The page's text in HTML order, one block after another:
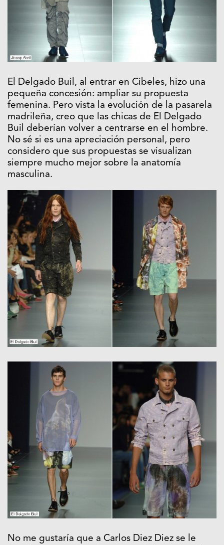
El Delgado Buil, al entrar en Cibeles, hizo una
pequeña concesión: ampliar su propuesta
femenina. Pero vista la evolución de la pasarela
madrileña, creo que las chicas de El Delgado
Buil deberían volver a centrarse en el hombre.
No sé si es una apreciación personal, pero
considero que sus propuestas se visualizan
siempre mucho mejor sobre la anatomía
masculina.
No me gustaría que a Carlos Diez Diez se le